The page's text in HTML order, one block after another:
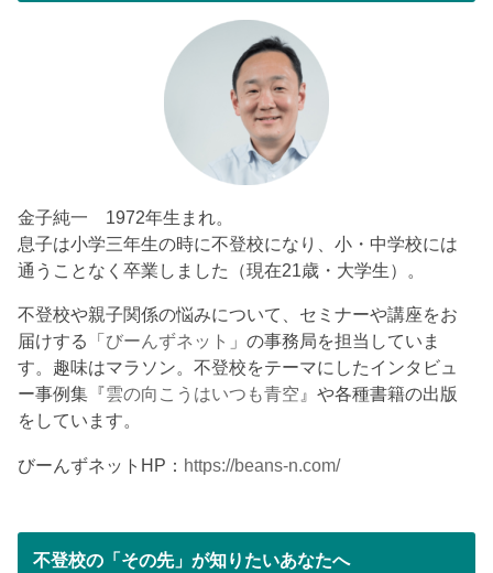
金子純一 1972年生まれ。
息子は小学三年生の時に不登校になり、小・中学校には
通うことなく卒業しました（現在21歳・大学生）。
不登校や親子関係の悩みについて、セミナーや講座をお
届けする「 びーんずネット 」の事務局を担当していま
す。趣味はマラソン。不登校をテーマにしたインタビュ
ー事例集『雲の向こうはいつも青空 』や各種書籍の出版
をしています。
びーんずネットHP： https://beans-n.com/
不登校の「その先」が知りたいあなたへ